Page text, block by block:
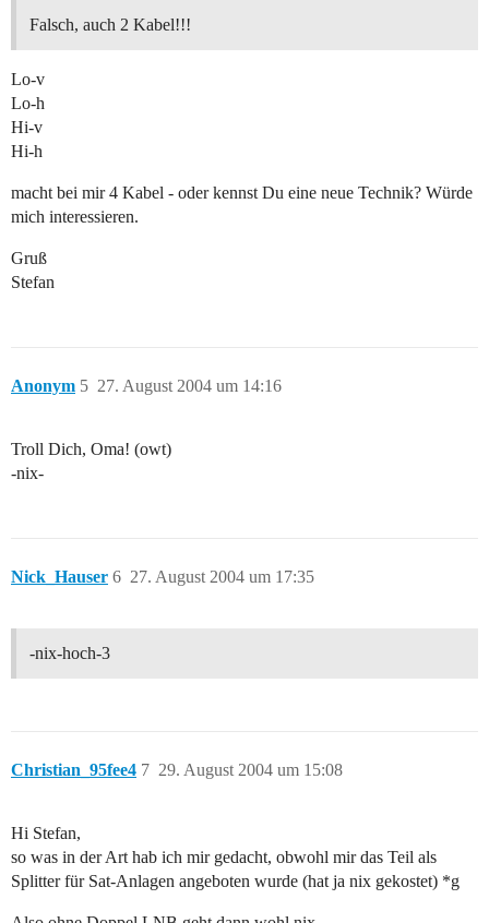
Falsch, auch 2 Kabel!!!
Lo-v
Lo-h
Hi-v
Hi-h
macht bei mir 4 Kabel - oder kennst Du eine neue Technik? Würde
mich interessieren.
Gruß
Stefan
Anonym 27. August 2004 um 14:16
5
Troll Dich, Oma! (owt)
-nix-
Nick_Hauser 27. August 2004 um 17:35
6
-nix-hoch-3
Christian_95fee4 29. August 2004 um 15:08
7
Hi Stefan,
so was in der Art hab ich mir gedacht, obwohl mir das Teil als
Splitter für Sat-Anlagen angeboten wurde (hat ja nix gekostet) *g